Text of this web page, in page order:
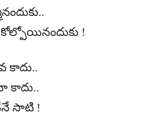
!
కాదు..
కాదు..
సాటి !